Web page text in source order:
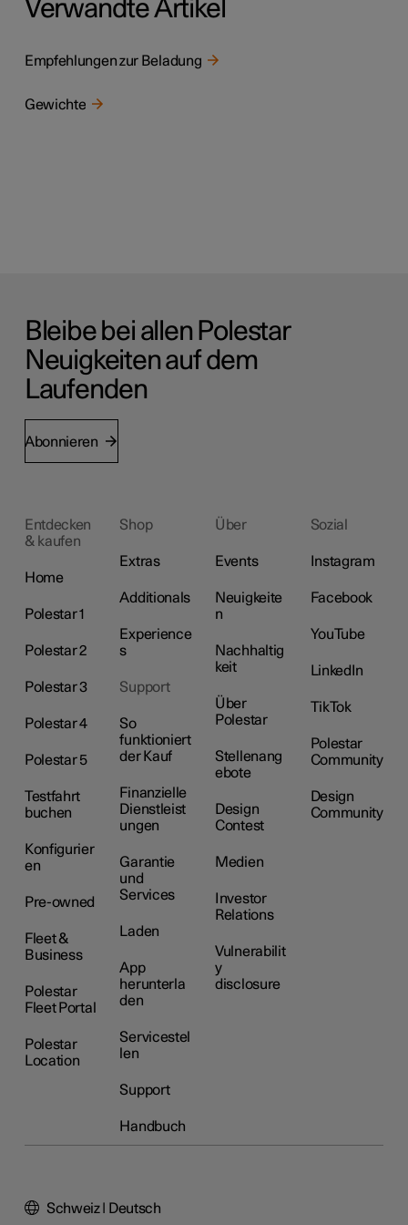
Verwandte Artikel
Empfehlungen zur Beladung
Gewichte
Bleibe bei allen Polestar
Neuigkeiten auf dem
Laufenden
Abonnieren
Entdecken
& kaufen
Home
Polestar 1
Polestar 2
Polestar 3
Polestar 4
Polestar 5
Testfahrt
buchen
Konfigurier
en
Pre-owned
Fleet &
Business
Polestar
Fleet Portal
Polestar
Location
Shop
Extras
Additionals
Experience
s
Support
So
funktioniert
der Kauf
Finanzielle
Dienstleist
ungen
Garantie
und
Services
Laden
App
herunterla
den
Servicestel
len
Support
Handbuch
Über
Events
Neuigkeite
n
Nachhaltig
keit
Über
Polestar
Stellenang
ebote
Design
Contest
Medien
Investor
Relations
Vulnerabilit
y
disclosure
Sozial
Instagram
Facebook
YouTube
LinkedIn
TikTok
Polestar
Community
Design
Community
Schweiz | Deutsch